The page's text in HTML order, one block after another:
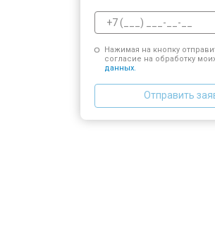
Нажимая на кнопку
согласие на обработку
данных.
Отправить